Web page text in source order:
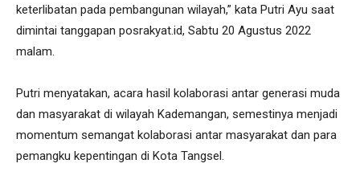
keterlibatan pada pembangunan wilayah,” kata Putri Ayu saat
dimintai tanggapan posrakyat.id, Sabtu 20 Agustus 2022
malam.
Putri menyatakan, acara hasil kolaborasi antar generasi muda
dan masyarakat di wilayah Kademangan, semestinya menjadi
momentum semangat kolaborasi antar masyarakat dan para
pemangku kepentingan di Kota Tangsel.